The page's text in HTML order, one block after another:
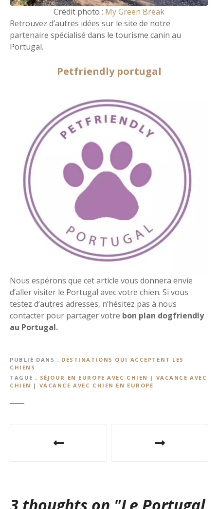
Crédit photo : My Green Break
Retrouvez d’autres idées sur le site de notre
partenaire spécialisé dans le tourisme canin au
Portugal.
Petfriendly portugal
Nous espérons que cet article vous donnera envie
d’aller visiter le Portugal avec votre chien. Si vous
testez d’autres adresses, n’hésitez pas à nous
contacter pour partager votre bon plan dogfriendly
au Portugal.
PUBLIÉ DANS
DESTINATIONS QUI ACCEPTENT LES
CHIENS
TAGUÉ
SÉJOUR EN EUROPE AVEC CHIEN | VACANCE AVEC
CHIEN | VACANCE AVEC CHIEN EN EUROPE
3 thoughts on "Le Portugal